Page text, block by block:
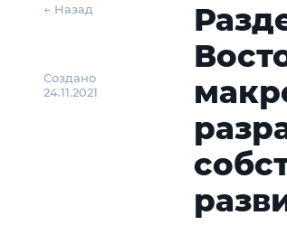
← Назад
Создано
24.11.2021